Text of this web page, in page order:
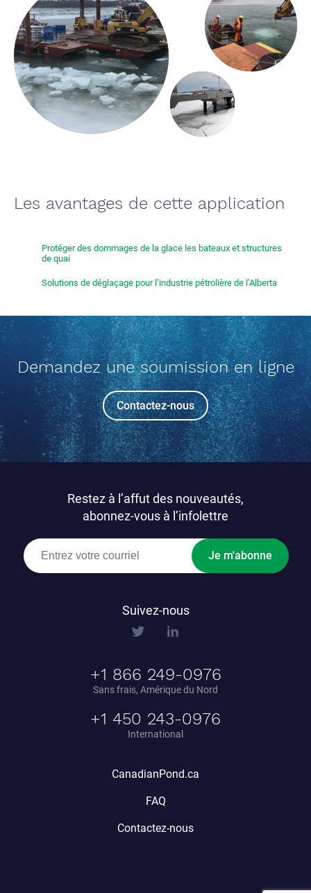
Les avantages de cette application
Protéger des dommages de la glace les bateaux et structures
de quai
Solutions de déglaçage pour l’industrie pétrolière de l’Alberta
Demandez une soumission en ligne
Contactez-nous
Restez à l’affut des nouveautés,
abonnez-vous à l’infolettre
Je m'abonne
Suivez-nous
+1 866 249-0976
Sans frais, Amérique du Nord
+1 450 243-0976
International
CanadianPond.ca
FAQ
Contactez-nous